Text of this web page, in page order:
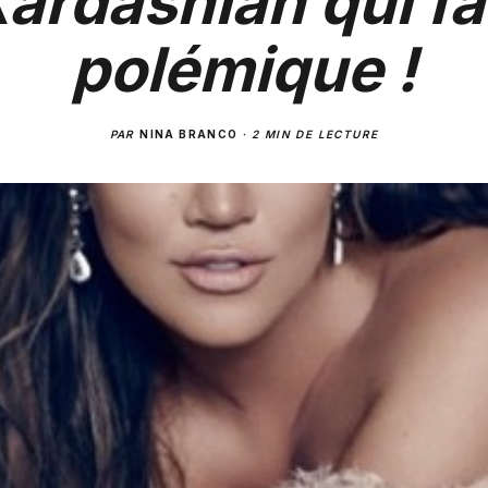
polémique !
PARNINA BRANCO · 2 MIN DE LECTURE